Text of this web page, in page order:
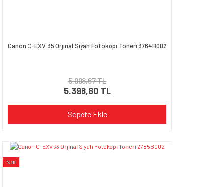
Canon C-EXV 35 Orjinal Siyah Fotokopi Toneri 3764B002
5.998,67 TL
5.398,80 TL
Sepete Ekle
%10